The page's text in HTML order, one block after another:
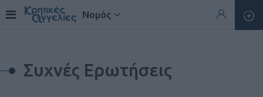
Νομός
Συχνές Ερωτήσεις